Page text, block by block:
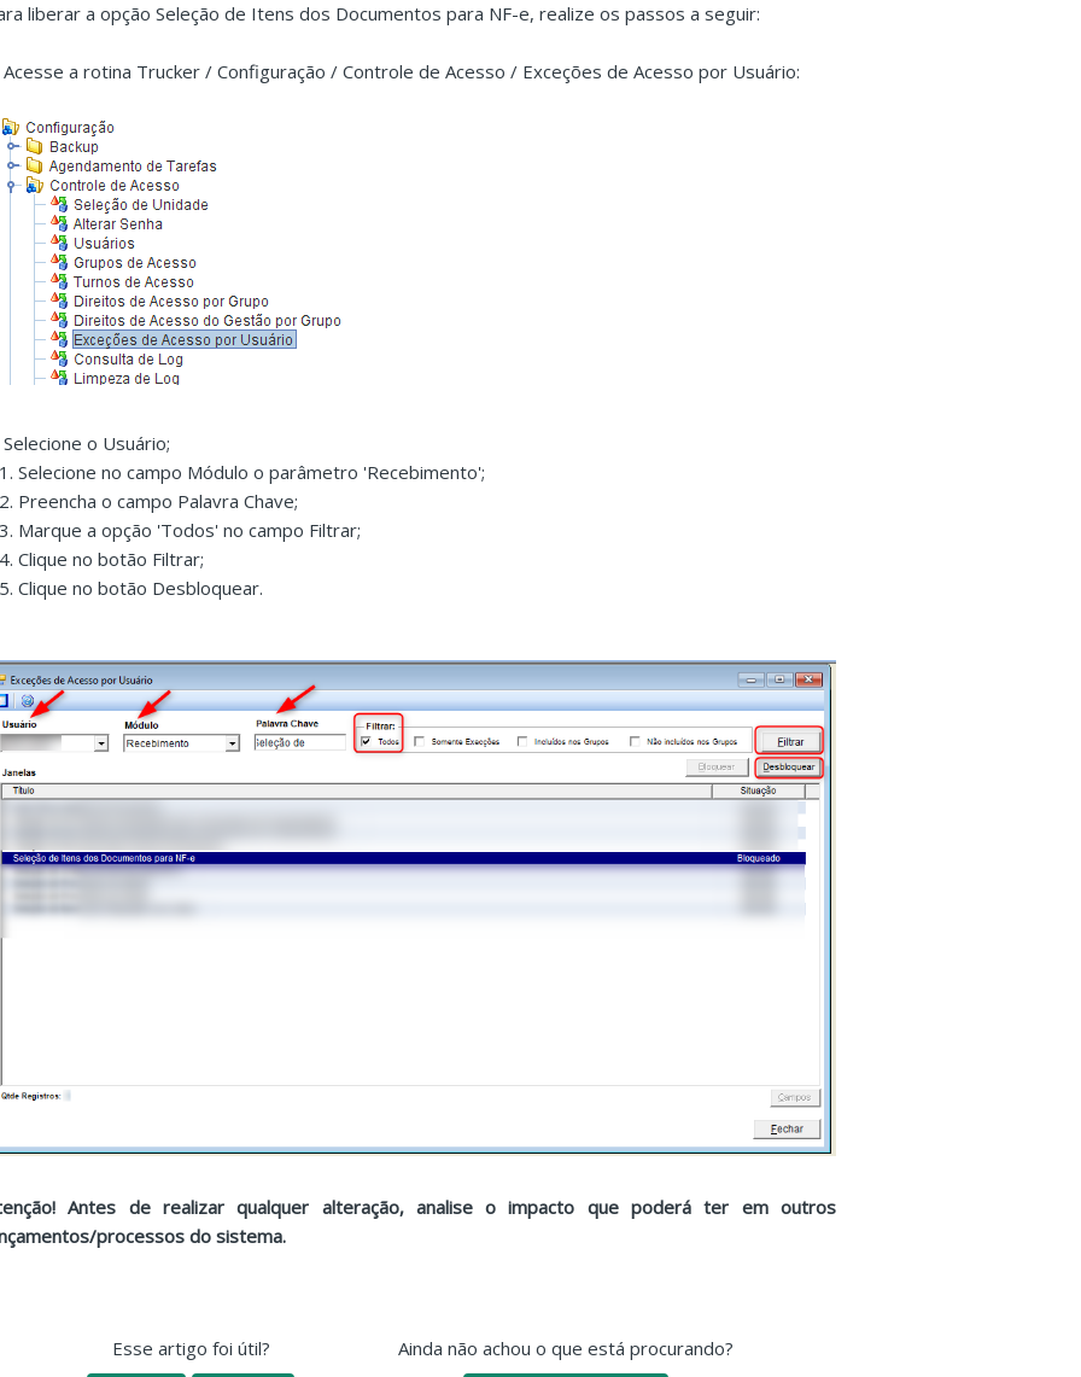
liberar a opção Seleção de Itens dos Documentos para NF-e, realize os passos a seguir:
Acesse a rotina Trucker / Configuração / Controle de Acesso / Exceções de Acesso por Usuário:
Selecione o Usuário;
Selecione no campo Módulo o parâmetro 'Recebimento';
Preencha o campo Palavra Chave;
Marque a opção 'Todos' no campo Filtrar;
Clique no botão Filtrar;
Clique no botão Desbloquear.
Antes de realizar qualquer alteração, analise o impacto que poderá ter em outros
processos do sistema.
Esse artigo foi útil? Ainda não achou o que está procurando?